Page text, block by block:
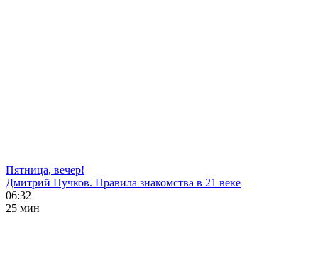
Пятница, вечер!
Дмитрий Пучков. Правила знакомства в 21 веке
06:32
25 мин